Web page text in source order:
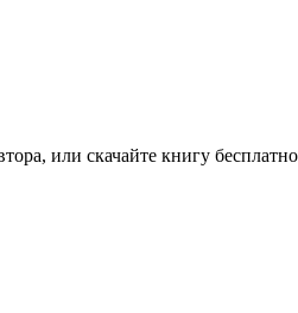
или скачайте книгу